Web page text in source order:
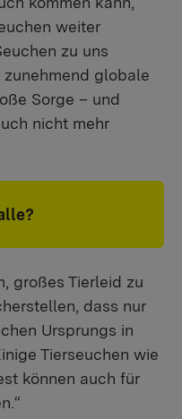
weiter
zu uns
globale
Sorge – und
nicht mehr
großes Tierleid zu
dass nur
Ursprungs in
Tierseuchen wie
können auch für